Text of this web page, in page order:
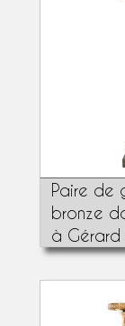
Paire de
bronze
à Gérard